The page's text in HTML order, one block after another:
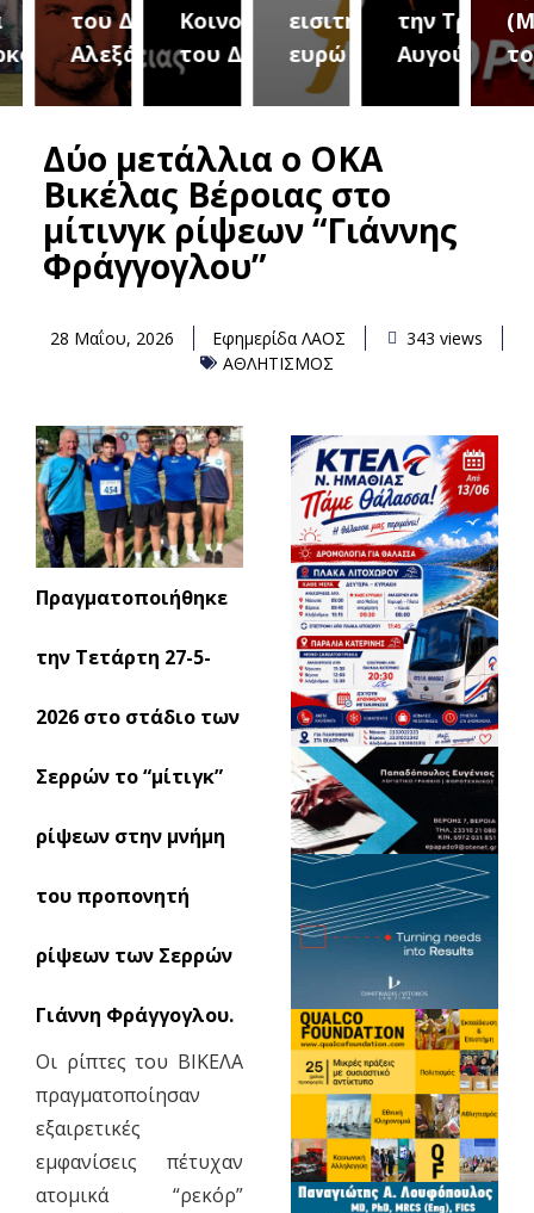
του Δήμου
Αλεξάνδρειας
Κοινοτήτων
του Δήμου
εισιτήριο 2
ευρώ
την Τρίτη 18
Αυγούστουτου
Δύο μετάλλια ο ΟΚΑ
Βικέλας Βέροιας στο
μίτινγκ ρίψεων “Γιάννης
Φράγγογλου”
28 Μαΐου, 2026 Εφημερίδα ΛΑΟΣ
343 views
ΑΘΛΗΤΙΣΜΟΣ
Πραγματοποιήθηκε
την Τετάρτη 27-5-
2026 στο στάδιο των
Σερρών το “μίτιγκ”
ρίψεων στην μνήμη
του προπονητή
ρίψεων των Σερρών
Γιάννη Φράγγογλου.
Οι ρίπτες του ΒΙΚΕΛΑ
πραγματοποίησαν
εξαιρετικές
εμφανίσεις πέτυχαν
ατομικά “ρεκόρ”